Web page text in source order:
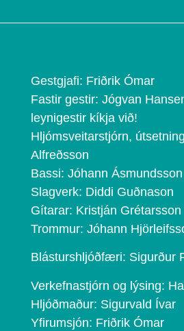
Gestgjafi: Friðrik Ómar
Fastir gestir: Jógvan
leynigestir kíkja við!
Hljómsveitarstjórn,
Alfreðsson
Bassi: Jóhann Ásmundsson
Slagverk: Diddi Guðnason
Gítarar: Kristján Grétarsson
Trommur: Jóhann
Blásturshljóðfæri: Sigurður
Verkefnastjórn og lýsing:
Hljóðmaður: Sigurvald Ívar
Yfirumsjón: Friðrik Ómar